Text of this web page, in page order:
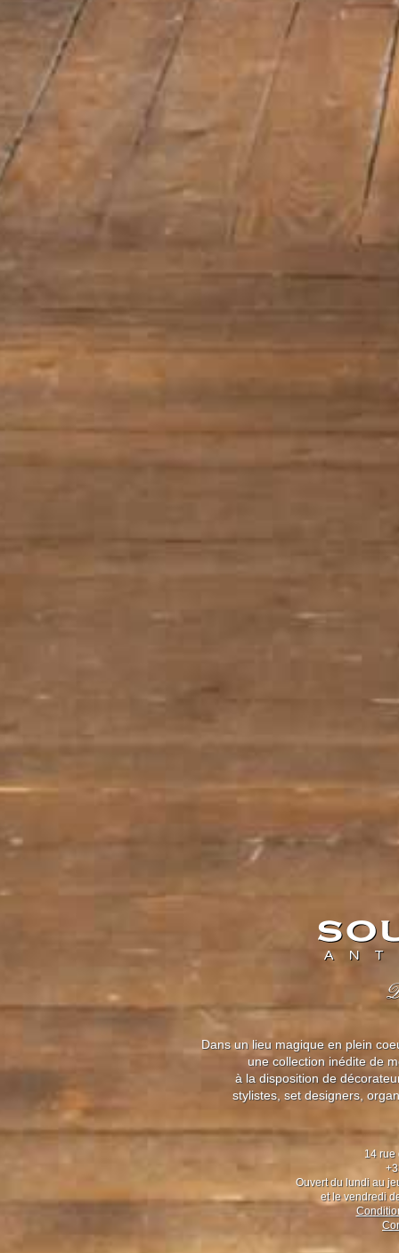
Dans un lieu magique en plein
une collection inédite de
à la disposition de
stylistes, set designers,
14 rue
Ouvert du lundi au
et le vendredi